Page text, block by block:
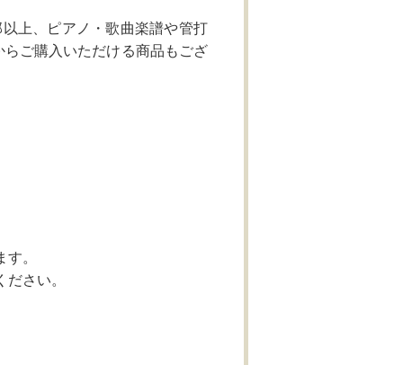
上、ピアノ・歌曲楽譜や管打
ご購入いただける商品もござ
。
さい。